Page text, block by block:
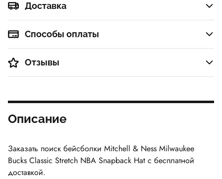
Доставка
Способы оплаты
Отзывы
Описание
Заказать поиск бейсболки Mitchell & Ness Milwaukee
Bucks Classic Stretch NBA Snapback Hat с бесплатной
доставкой.